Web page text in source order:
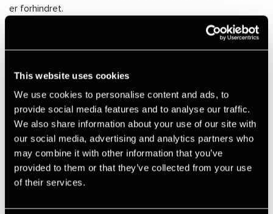
This website uses cookies
We use cookies to personalise content and ads, to
provide social media features and to analyse our traffic.
We also share information about your use of our site with
our social media, advertising and analytics partners who
may combine it with other information that you’ve
provided to them or that they’ve collected from your use
of their services.
er forhindret.
MomsForum henvender sig til økonomi og
fagpersoner i kommunerne, der arbejder med moms,
afgifter, bogføring, budget eller relaterede opgaver hertil.
Tilmelding
Udfyld formularen nedenfor for at tilmelde dig MomsForum.
Efter registrering får kommunen adgang til platformen og
modtager invitationer til kommende netværksmøder.